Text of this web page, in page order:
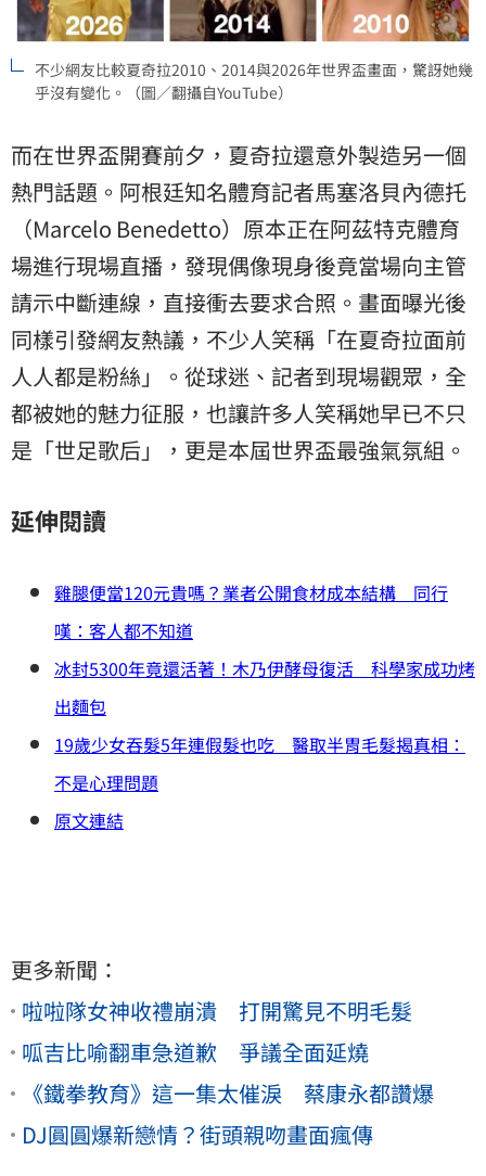
不少網友比較夏奇拉2010、2014與2026年世界盃畫面，驚訝她幾
乎沒有變化。（圖／翻攝自YouTube）
而在世界盃開賽前夕，夏奇拉還意外製造另一個
熱門話題。阿根廷知名體育記者馬塞洛貝內德托
（Marcelo Benedetto）原本正在阿茲特克體育
場進行現場直播，發現偶像現身後竟當場向主管
請示中斷連線，直接衝去要求合照。畫面曝光後
同樣引發網友熱議，不少人笑稱「在夏奇拉面前
人人都是粉絲」。從球迷、記者到現場觀眾，全
都被她的魅力征服，也讓許多人笑稱她早已不只
是「世足歌后」，更是本屆世界盃最強氣氛組。
延伸閱讀
雞腿便當120元貴嗎？業者公開食材成本結構 同行
嘆：客人都不知道
冰封5300年竟還活著！木乃伊酵母復活 科學家成功烤
出麵包
19歲少女吞髮5年連假髮也吃 醫取半胃毛髮揭真相：
不是心理問題
原文連結
更多新聞：
啦啦隊女神收禮崩潰 打開驚見不明毛髮
呱吉比喻翻車急道歉 爭議全面延燒
《鐵拳教育》這一集太催淚 蔡康永都讚爆
DJ圓圓爆新戀情？街頭親吻畫面瘋傳